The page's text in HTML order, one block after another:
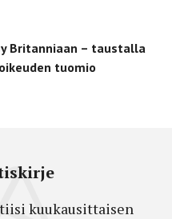
Britanniaan – taustalla
tuomio
kuukausittaisen